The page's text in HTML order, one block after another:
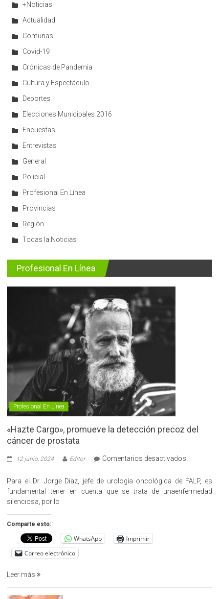
+Noticias
Actualidad
Comunas
Covid-19
Crónicas de Pandemia
Cultura y Espectáculo
Deportes
Elecciones Municipales 2016
Encuestas
Entrevistas
General
Policial
Profesional En Línea
Provincias
Región
Todas la Noticias
Profesional En Línea
Profesional En Línea
«Hazte Cargo», promueve la detección precoz del
cáncer de prostata
12 junio, 2024 Editor Comentarios desactivados
Cargo»,
promueve
Para el Dr. Jorge Díaz, jefe de urología oncológica de FALP, es
fundamental tener en cuenta que se trata de unaenfermedad
silenciosa, por lo
Comparte esto:
WhatsApp
Imprimir
Correo electrónico
Leer más